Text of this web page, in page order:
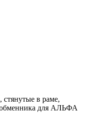
в раме,
для АЛЬФА